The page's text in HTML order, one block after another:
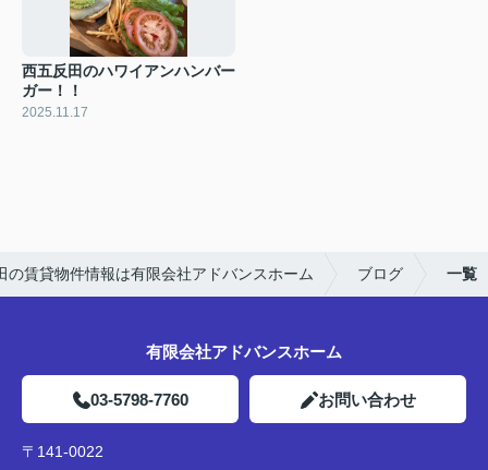
西五反田のハワイアンハンバー
ガー！！
2025.11.17
の賃貸物件情報は有限会社アドバンスホーム ブログ 一覧
有限会社アドバンスホーム
03-5798-7760 お問い合わせ
〒141-0022